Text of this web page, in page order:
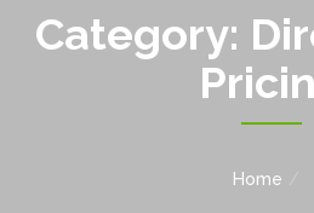
Category:
Home